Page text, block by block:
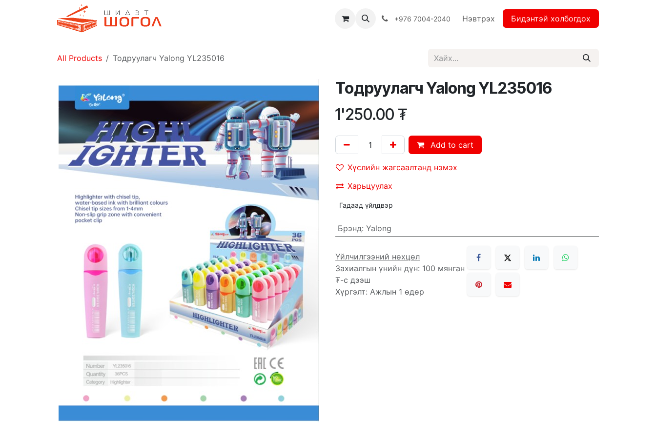
Хямдрал ♻️ Эко шогол+976 7004-2040 Нэвтрэх Бидэнтэй холбогдох
All Products Тодруулагч Yalong YL235016
Тодруулагч Yalong YL235016
1'250.00 ₮
Add to cart
Хүслийн жагсаалтанд нэмэх
Харьцуулах
Гадаад үйлдвэр
Брэнд: Yalong
Үйлчилгээний нөхцөл
Захиалгын үнийн дүн: 100 мянган
₮-с дээш
Хүргэлт: Ажлын 1 өдөр